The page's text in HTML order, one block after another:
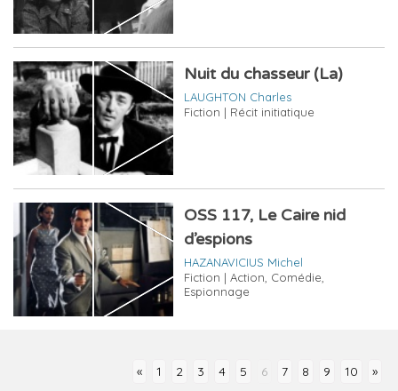
Nuit du chasseur (La)
LAUGHTON Charles
Fiction | Récit initiatique
OSS 117, Le Caire nid
d’espions
HAZANAVICIUS Michel
Fiction | Action, Comédie,
Espionnage
« 1 2 3 4 5 6 7 8 9 10 »